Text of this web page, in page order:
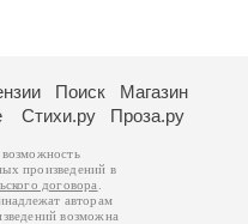
Поиск
Магазин
Стихи.ру Проза.ру
произведений в
договора
авторам
возможна